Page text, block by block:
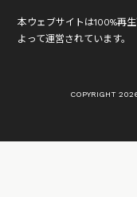
本ウェブサイトは100%再
よって運営されています。
COPYRIGHT